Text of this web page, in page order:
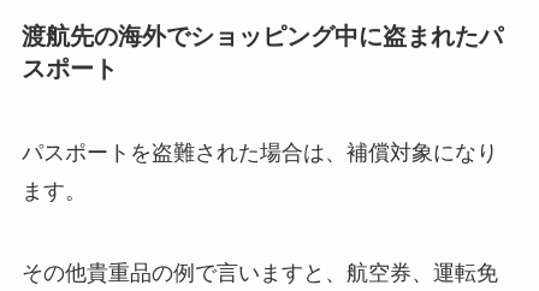
渡航先の海外でショッピング中に盗まれたパ
スポート
パスポートを盗難された場合は、補償対象になり
ます。
その他貴重品の例で言いますと、航空券、運転免